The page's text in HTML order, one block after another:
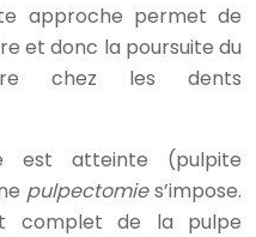
approche permet de
et donc la poursuite du
chez les dents
est atteinte (pulpite
pulpectomies’impose.
complet de la pulpe